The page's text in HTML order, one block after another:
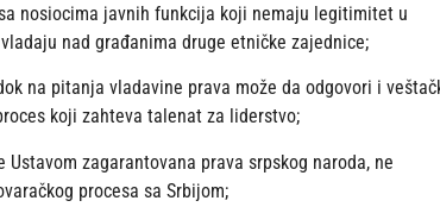
nosiocima javnih funkcija koji nemaju legitimitet u
nad građanima druge etničke zajednice;
na pitanja vladavine prava može da odgovori i
koji zahteva talenat za liderstvo;
zagarantovana prava srpskog naroda, ne
procesa sa Srbijom;